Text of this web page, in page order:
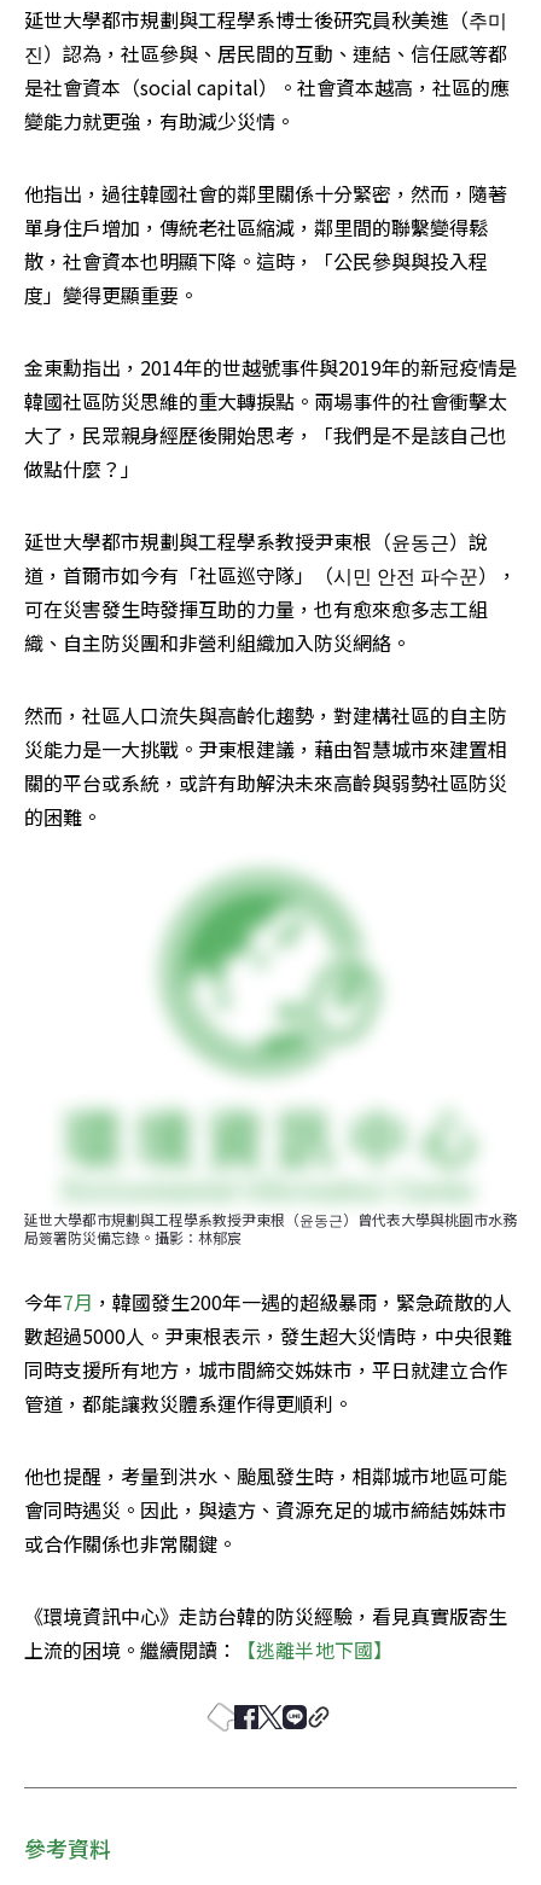
延世大學都市規劃與工程學系博士後研究員秋美進（추미
진）認為，社區參與、居民間的互動、連結、信任感等都
是社會資本（social capital）。社會資本越高，社區的應
變能力就更強，有助減少災情。
他指出，過往韓國社會的鄰里關係十分緊密，然而，隨著
單身住戶增加，傳統老社區縮減，鄰里間的聯繫變得鬆
散，社會資本也明顯下降。這時，「公民參與與投入程
度」變得更顯重要。
金東勳指出，2014年的世越號事件與2019年的新冠疫情是
韓國社區防災思維的重大轉捩點。兩場事件的社會衝擊太
大了，民眾親身經歷後開始思考，「我們是不是該自己也
做點什麼？」
延世大學都市規劃與工程學系教授尹東根（윤동근）說
道，首爾市如今有「社區巡守隊」（시민 안전 파수꾼），
可在災害發生時發揮互助的力量，也有愈來愈多志工組
織、自主防災團和非營利組織加入防災網絡。
然而，社區人口流失與高齡化趨勢，對建構社區的自主防
災能力是一大挑戰。尹東根建議，藉由智慧城市來建置相
關的平台或系統，或許有助解決未來高齡與弱勢社區防災
的困難。
延世大學都市規劃與工程學系教授尹東根（윤동근）曾代表大學與桃園市水務
局簽署防災備忘錄。攝影：林郁宸
今年7月 ，韓國發生200年一遇的超級暴雨，緊急疏散的人
數超過5000人。尹東根表示，發生超大災情時，中央很難
同時支援所有地方，城市間締交姊妹市，平日就建立合作
管道，都能讓救災體系運作得更順利。
他也提醒，考量到洪水、颱風發生時，相鄰城市地區可能
會同時遇災。因此，與遠方、資源充足的城市締結姊妹市
或合作關係也非常關鍵。
《環境資訊中心》走訪台韓的防災經驗，看見真實版寄生
上流的困境。繼續閱讀：
【逃離半地下國】
參考資料